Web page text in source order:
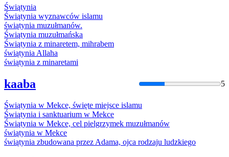
Świątynia
Świątynia wyznawców islamu
świątynia muzułmanów.
Świątynia muzułmańska
Świątynia z minaretem, mihrabem
świątynia Allaha
świątynia z minaretami
kaaba 5
Świątynia w Mekce, święte miejsce islamu
Świątynia i sanktuarium w Mekce
Świątynia w Mekce, cel pielgrzymek muzułmanów
świątynia w Mekce
świątynia zbudowana przez Adama, ojca rodzaju ludzkiego